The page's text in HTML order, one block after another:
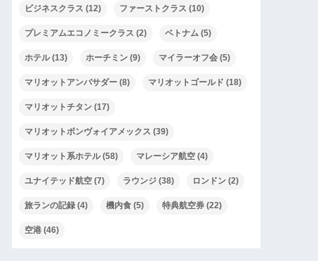
ビジネスクラス (12) ファーストクラス (10)
プレミアムエコノミークラス (2) ベトナム (5)
ホテル(13) ホーチミン (9) マイラーオフ会 (5)
マリオットアンバサダー (8) マリオットゴールド (18)
マリオットチタン (17)
マリオットボンヴォイアメックス (39)
マリオット系ホテル(58) マレーシア航空 (4)
ユナイテッド航空 (7) ラウンジ (38) ロンドン (2)
旅ランの記録 (4) 機内食 (5) 特典航空券 (22)
空港 (46)